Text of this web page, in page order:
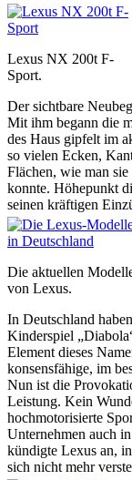
Lexus NX 200t F-
Sport.
Der sichtbare
Mit ihm begann die
des Haus gipfelt im
so vielen Ecken,
Flächen, wie man
konnte. Höhepunkt
seinen kräftigen
Die aktuellen
von Lexus.
In Deutschland
Kinderspiel
Element dieses
konsensfähige, im
Nun ist die
Leistung. Kein
hochmotorisierte
Unternehmen auch
kündigte Lexus an,
sich nicht mehr